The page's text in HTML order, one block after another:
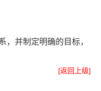
并制定明确的目标，
[返回上级]